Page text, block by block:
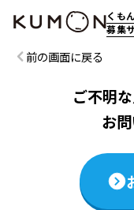
くも
募集
この説明
前の画面に戻る
ご不明
お